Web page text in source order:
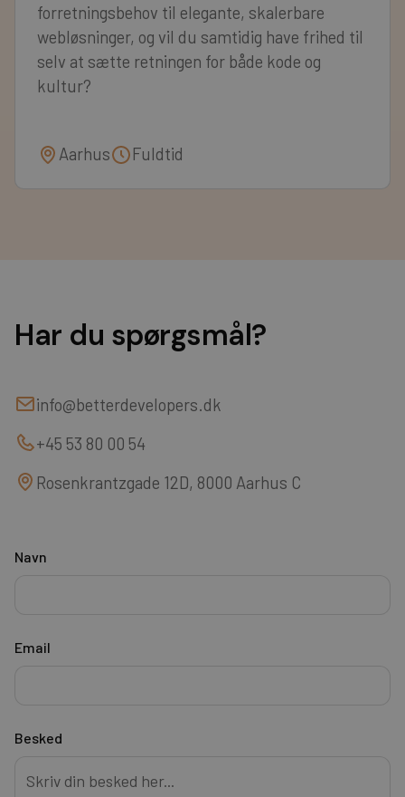
forretningsbehov til elegante, skalerbare
webløsninger, og vil du samtidig have frihed til
selv at sætte retningen for både kode og
kultur?
Aarhus Fuldtid
Har du spørgsmål?
info@betterdevelopers.dk
+45 53 80 00 54
Rosenkrantzgade 12D, 8000 Aarhus C
Navn
Email
Besked